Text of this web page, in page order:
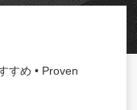
すめ • Proven